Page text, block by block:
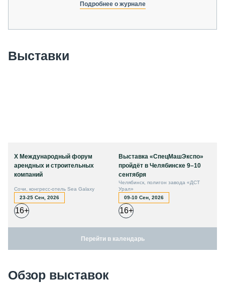
Подробнее о журнале
Выставки
X Международный форум
арендных и строительных
компаний
Сочи, конгресс-отель Sea Galaxy
23-25 Сен, 2026
16+
Выставка «СпецМашЭкспо»
пройдёт в Челябинске 9–10
сентября
Челябинск, полигон завода «ДСТ
Урал»
09-10 Сен, 2026
16+
Перейти в календарь
Обзор выставок